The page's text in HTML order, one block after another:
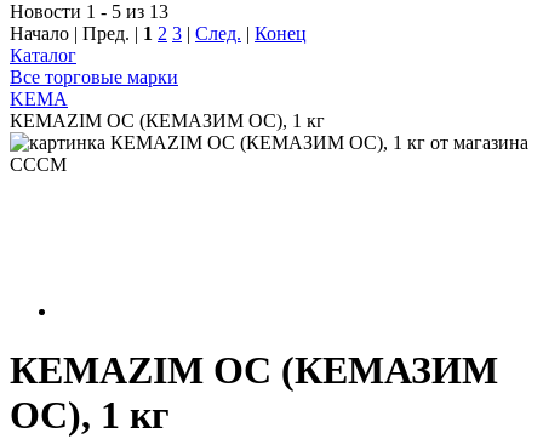
Новости 1 - 5 из 13
Начало | Пред. | 1 2 3 | След. | Конец
Каталог
Все торговые марки
KEMA
КEMAZIM OC (КЕМАЗИМ ОС), 1 кг
КEMAZIM OC (КЕМАЗИМ
ОС), 1 кг